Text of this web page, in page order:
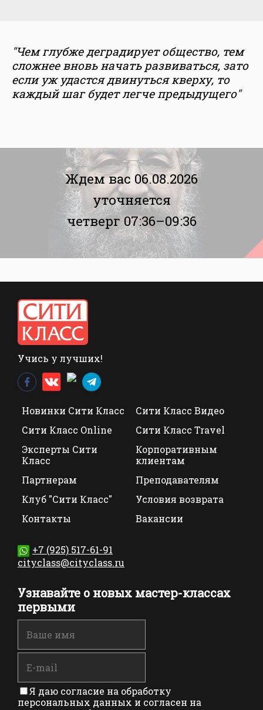
"Чем глубже деградирует общество, тем
сложнее вновь начать развиваться, зато
если уж удастся двинуться кверху, то
каждый шаг будет легче предыдущего"
Ждем вас 06.08.2026
уточняется
четверг 07:36–09:36
Учись у лучших!
Новинки Сити Класс
Сити Класс Видео
Сити Класс Online
Сити Класс Travel
Эксперты Сити
Класс
Корпоративным
клиентам
Партнерам
Преподавателям
Клуб "Сити Класс"
Условия возврата
Контакты
Вакансии
+7 (925) 517-61-91
cityclass@cityclass.ru
Узнавайте о новых мастер-классах
первыми
Я даю согласие на обработку
персональных данных и согласен на